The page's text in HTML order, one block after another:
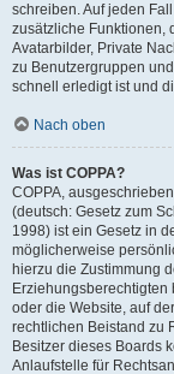
schreiben. Auf jeden
zusätzliche Funktionen,
Avatarbilder, Private
zu Benutzergruppen
schnell erledigt ist und
Nach oben
Was ist COPPA?
COPPA,
(deutsch: Gesetz zum
1998) ist ein Gesetz in
möglicherweise
hierzu die Zustimmung
Erziehungsberechtigten
oder die Website, auf
rechtlichen Beistand zu
Besitzer dieses Boards
Anlaufstelle für